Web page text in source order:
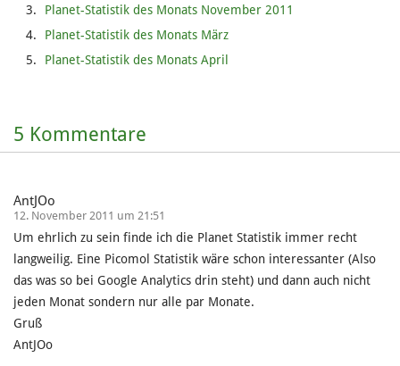
Planet-Statistik des Monats November 2011
Planet-Statistik des Monats März
Planet-Statistik des Monats April
5 Kommentare
AntJOo
12. November 2011 um 21:51
Um ehrlich zu sein finde ich die Planet Statistik immer recht
langweilig. Eine Picomol Statistik wäre schon interessanter (Also
das was so bei Google Analytics drin steht) und dann auch nicht
jeden Monat sondern nur alle par Monate.
Gruß
AntJOo